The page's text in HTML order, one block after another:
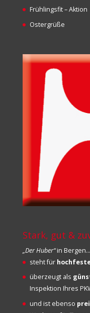
Frühlingsfit – Aktion
Ostergrüße
Stark, gut &
„Der Huber“in Bergen…
steht für
überzeugt als
Inspektion Ihres
und ist ebenso